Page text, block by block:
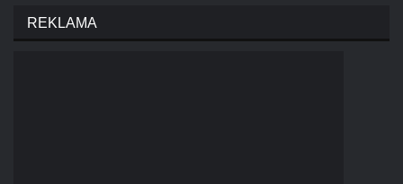
REKLAMA